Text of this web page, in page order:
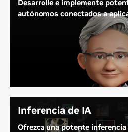
Desarrolle e implemente
autónomos conectados a
DGX Station para Windows le
ejecutar potentes agentes de
aplicaciones y workflows
las herramientas de
ingeniería. Estos agentes de
con la generación local de
Inferencia de IA
Ofrezca una potente